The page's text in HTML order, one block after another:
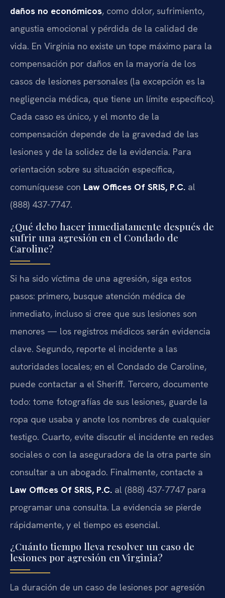
daños no económicos, como dolor, sufrimiento,
angustia emocional y pérdida de la calidad de
vida. En Virginia no existe un tope máximo para la
compensación por daños en la mayoría de los
casos de lesiones personales (la excepción es la
negligencia médica, que tiene un límite específico).
Cada caso es único, y el monto de la
compensación depende de la gravedad de las
lesiones y de la solidez de la evidencia. Para
orientación sobre su situación específica,
comuníquese con Law Offices Of SRIS, P.C. al
(888) 437-7747.
¿Qué debo hacer inmediatamente después de
sufrir una agresión en el Condado de
Caroline?
Si ha sido víctima de una agresión, siga estos
pasos: primero, busque atención médica de
inmediato, incluso si cree que sus lesiones son
menores — los registros médicos serán evidencia
clave. Segundo, reporte el incidente a las
autoridades locales; en el Condado de Caroline,
puede contactar a el Sheriff. Tercero, documente
todo: tome fotografías de sus lesiones, guarde la
ropa que usaba y anote los nombres de cualquier
testigo. Cuarto, evite discutir el incidente en redes
sociales o con la aseguradora de la otra parte sin
consultar a un abogado. Finalmente, contacte a
Law Offices Of SRIS, P.C. al (888) 437-7747 para
programar una consulta. La evidencia se pierde
rápidamente, y el tiempo es esencial.
¿Cuánto tiempo lleva resolver un caso de
lesiones por agresión en Virginia?
La duración de un caso de lesiones por agresión